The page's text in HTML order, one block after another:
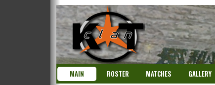
MAIN ROSTER MATCHES GALLERY